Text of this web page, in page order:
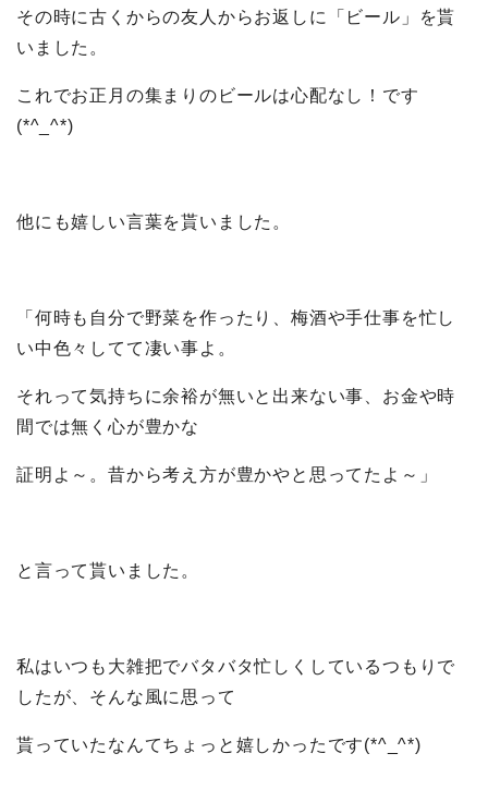
その時に古くからの友人からお返しに「ビール」を貰
いました。
これでお正月の集まりのビールは心配なし！です
(*^_^*)
他にも嬉しい言葉を貰いました。
「何時も自分で野菜を作ったり、梅酒や手仕事を忙し
い中色々してて凄い事よ。
それって気持ちに余裕が無いと出来ない事、お金や時
間では無く心が豊かな
証明よ～。昔から考え方が豊かやと思ってたよ～」
と言って貰いました。
私はいつも大雑把でバタバタ忙しくしているつもりで
したが、そんな風に思って
貰っていたなんてちょっと嬉しかったです(*^_^*)